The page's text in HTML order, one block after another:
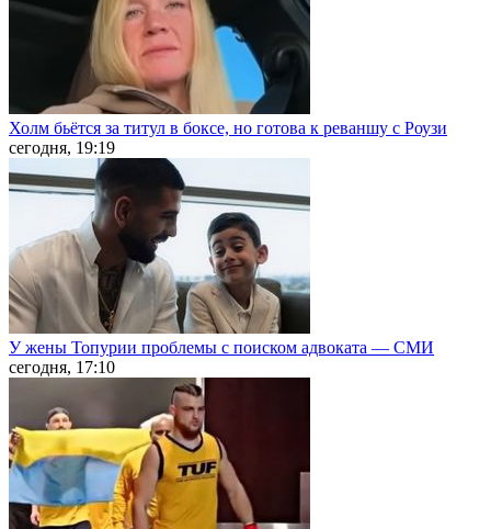
Холм бьётся за титул в боксе, но готова к реваншу с Роузи
сегодня, 19:19
У жены Топурии проблемы с поиском адвоката — СМИ
сегодня, 17:10